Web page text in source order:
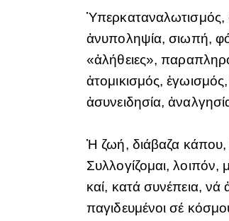
Ὑπερκαταναλωτισμός,
ἀνυποληψία, σιωπή,
«ἀλήθειες»,
ἀτομικισμός,
ἀσυνειδησία,
Ἡ ζωή, διάβαζα κάπου,
Συλλογίζομαι,
καί, κατά συνέπεια,
παγιδευμένοι σέ